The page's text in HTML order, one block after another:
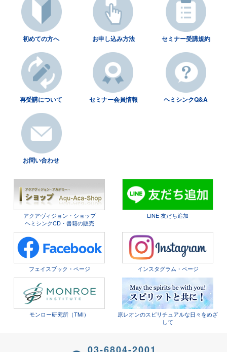
初めての方へ お申し込み方法 セミナー受講規約
再受講について セミナー会員情報 ヘミシンクQ&A
お問い合わせ
アクアヴィジョン・ショップ
ヘミシンクCD・書籍の販売
LINE 友だち追加
フェイスブック・ページ インスタグラム・ページ
モンロー研究所（TMI）
原レオンのスピリチュアルな日々をめざ
して